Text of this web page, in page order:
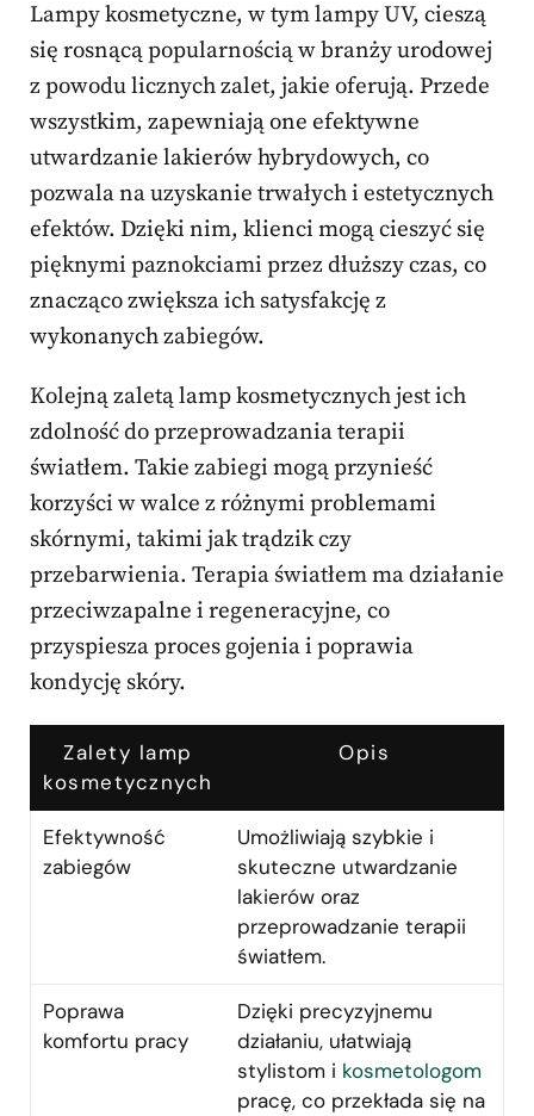
Lampy kosmetyczne, w tym lampy UV, cieszą
się rosnącą popularnością w branży urodowej
z powodu licznych zalet, jakie oferują. Przede
wszystkim, zapewniają one efektywne
utwardzanie lakierów hybrydowych, co
pozwala na uzyskanie trwałych i estetycznych
efektów. Dzięki nim, klienci mogą cieszyć się
pięknymi paznokciami przez dłuższy czas, co
znacząco zwiększa ich satysfakcję z
wykonanych zabiegów.
Kolejną zaletą lamp kosmetycznych jest ich
zdolność do przeprowadzania terapii
światłem. Takie zabiegi mogą przynieść
korzyści w walce z różnymi problemami
skórnymi, takimi jak trądzik czy
przebarwienia. Terapia światłem ma działanie
przeciwzapalne i regeneracyjne, co
przyspiesza proces gojenia i poprawia
kondycję skóry.
Zalety lamp
kosmetycznych
Opis
Efektywność
zabiegów
Umożliwiają szybkie i
skuteczne utwardzanie
lakierów oraz
przeprowadzanie terapii
światłem.
Poprawa
komfortu pracy
Dzięki precyzyjnemu
działaniu, ułatwiają
stylistom i kosmetologom
pracę, co przekłada się na